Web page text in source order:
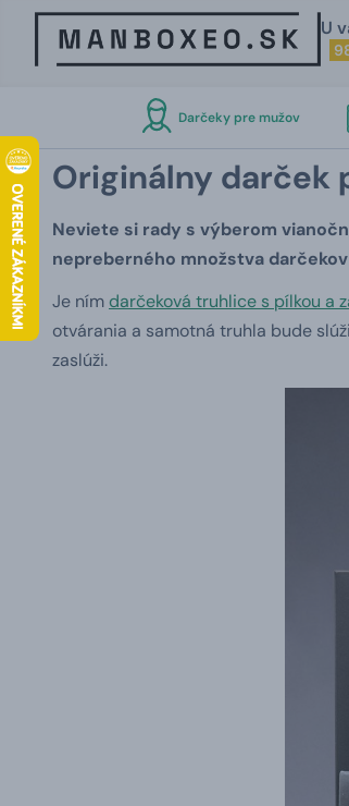
U
Darčeky pre mužov
Originálny darček
Neviete si rady s výberom
nepreberného množstva
Je ním darčeková truhlice s pílkou a
otvárania a samotná truhla bude
zaslúži.